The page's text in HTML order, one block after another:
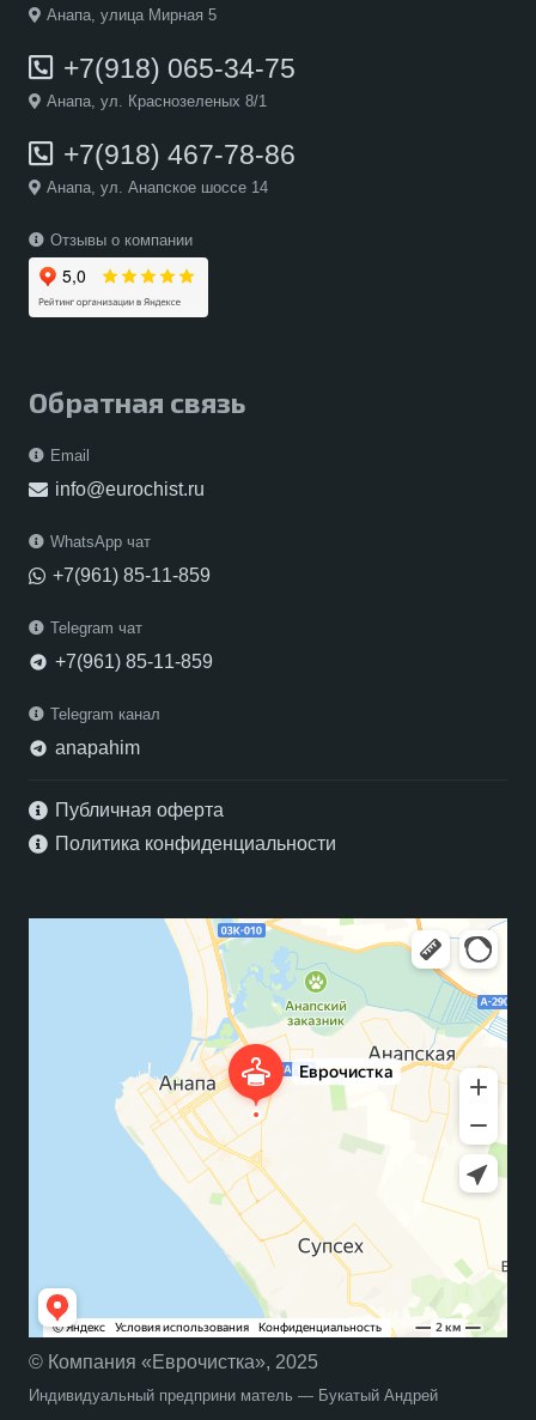
Анапа, улица Мирная 5
+7(918) 065-34-75
Анапа, ул. Краснозеленых 8/1
+7(918) 467-78-86
Анапа, ул. Анапское шоссе 14
Отзывы о компании
Обратная связь
Email
info@eurochist.ru
WhatsApp чат
+7(961) 85-11-859
Telegram чат
telegram +7(961) 85-11-859
Telegram канал
telegram anapahim
Публичная оферта
Политика конфиденциальности
© Компания «Еврочистка», 2025
Индивидуальный предприни матель — Букатый Андрей